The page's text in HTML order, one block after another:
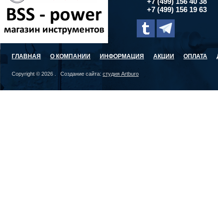
+7 (499) 156 19 63
ГЛАВНАЯ О КОМПАНИИ ИНФОРМАЦИЯ АКЦИИ ОПЛАТА
Copyright © 2026 . Создание сайта: студия Artburo